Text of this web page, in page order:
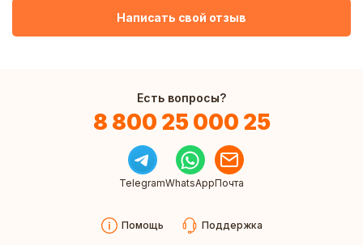
Написать свой отзыв
Есть вопросы?
8 800 25 000 25
TelegramWhatsAppПочта
Помощь Поддержка